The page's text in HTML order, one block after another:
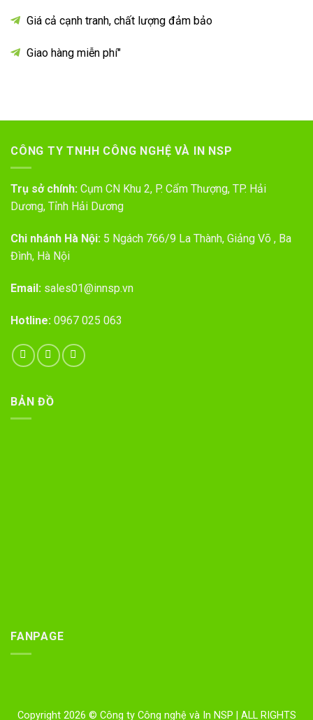
Giá cả cạnh tranh, chất lượng đảm bảo
Giao hàng miễn phí"
CÔNG TY TNHH CÔNG NGHỆ VÀ IN NSP
Trụ sở chính: Cụm CN Khu 2, P. Cẩm Thượng, TP. Hải
Dương, Tỉnh Hải Dương
Chi nhánh Hà Nội: 5 Ngách 766/9 La Thành, Giảng Võ , Ba
Đình, Hà Nội
Email: sales01@innsp.vn
Hotline: 0967 025 063
BẢN ĐỒ
FANPAGE
Copyright 2026 © Công ty Công nghệ và In NSP | ALL RIGHTS